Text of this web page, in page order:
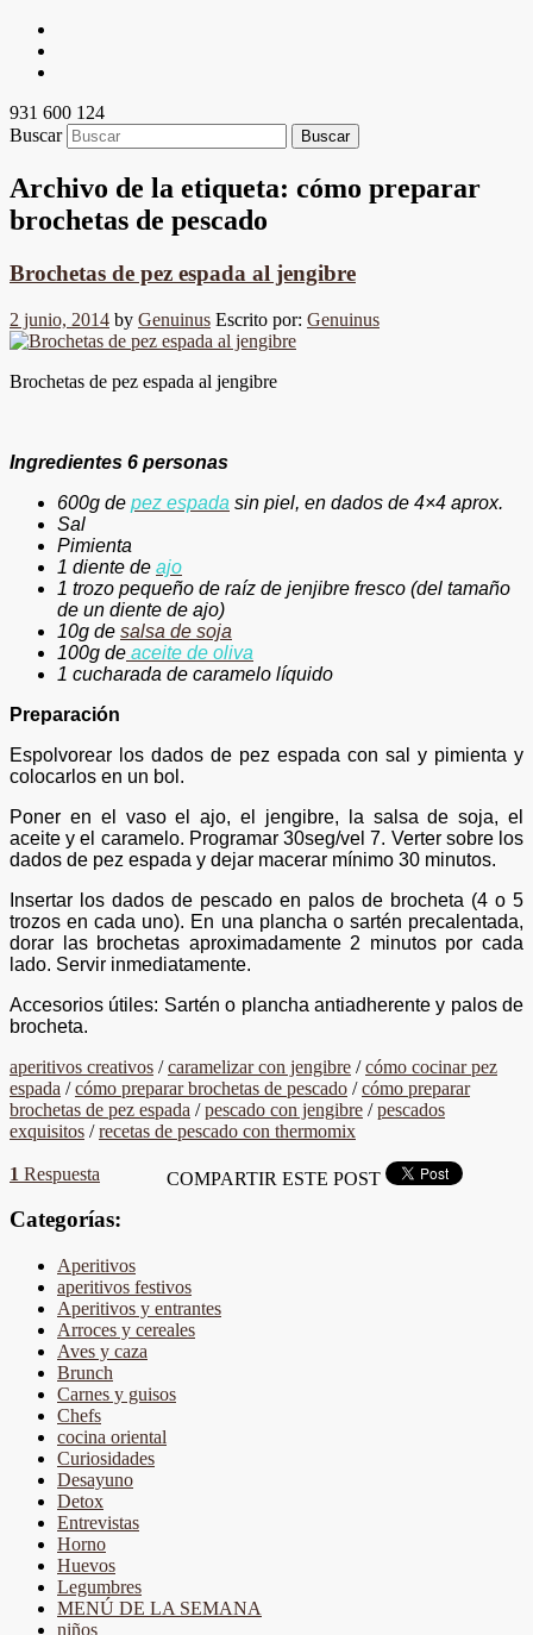
931 600 124
Buscar
Archivo de la etiqueta: cómo preparar
brochetas de pescado
Brochetas de pez espada al jengibre
2 junio, 2014 by Genuinus Escrito por: Genuinus
Brochetas de pez espada al jengibre
Ingredientes 6 personas
600g de pez espada sin piel, en dados de 4×4 aprox.
Sal
Pimienta
1 diente de ajo
1 trozo pequeño de raíz de jenjibre fresco (del tamaño
de un diente de ajo)
10g de salsa de soja
100g de aceite de oliva
1 cucharada de caramelo líquido
Preparación
Espolvorear los dados de pez espada con sal y pimienta y
colocarlos en un bol.
Poner en el vaso el ajo, el jengibre, la salsa de soja, el
aceite y el caramelo. Programar 30seg/vel 7. Verter sobre los
dados de pez espada y dejar macerar mínimo 30 minutos.
Insertar los dados de pescado en palos de brocheta (4 o 5
trozos en cada uno). En una plancha o sartén precalentada,
dorar las brochetas aproximadamente 2 minutos por cada
lado. Servir inmediatamente.
Accesorios útiles: Sartén o plancha antiadherente y palos de
brocheta.
aperitivos creativos /caramelizar con jengibre /cómo cocinar pez
espada /cómo preparar brochetas de pescado /cómo preparar
brochetas de pez espada /pescado con jengibre /pescados
exquisitos /recetas de pescado con thermomix
1 Respuesta COMPARTIR ESTE POST
Categorías:
Aperitivos
aperitivos festivos
Aperitivos y entrantes
Arroces y cereales
Aves y caza
Brunch
Carnes y guisos
Chefs
cocina oriental
Curiosidades
Desayuno
Detox
Entrevistas
Horno
Huevos
Legumbres
MENÚ DE LA SEMANA
niños